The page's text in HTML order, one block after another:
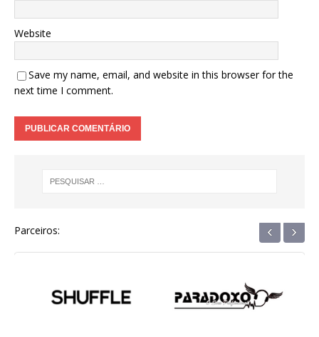
Website
Save my name, email, and website in this browser for the
next time I comment.
Parceiros: ‹ ›